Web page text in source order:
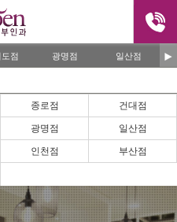
의정부
종로점 건대점
광명점 일산점
인천점 부산점